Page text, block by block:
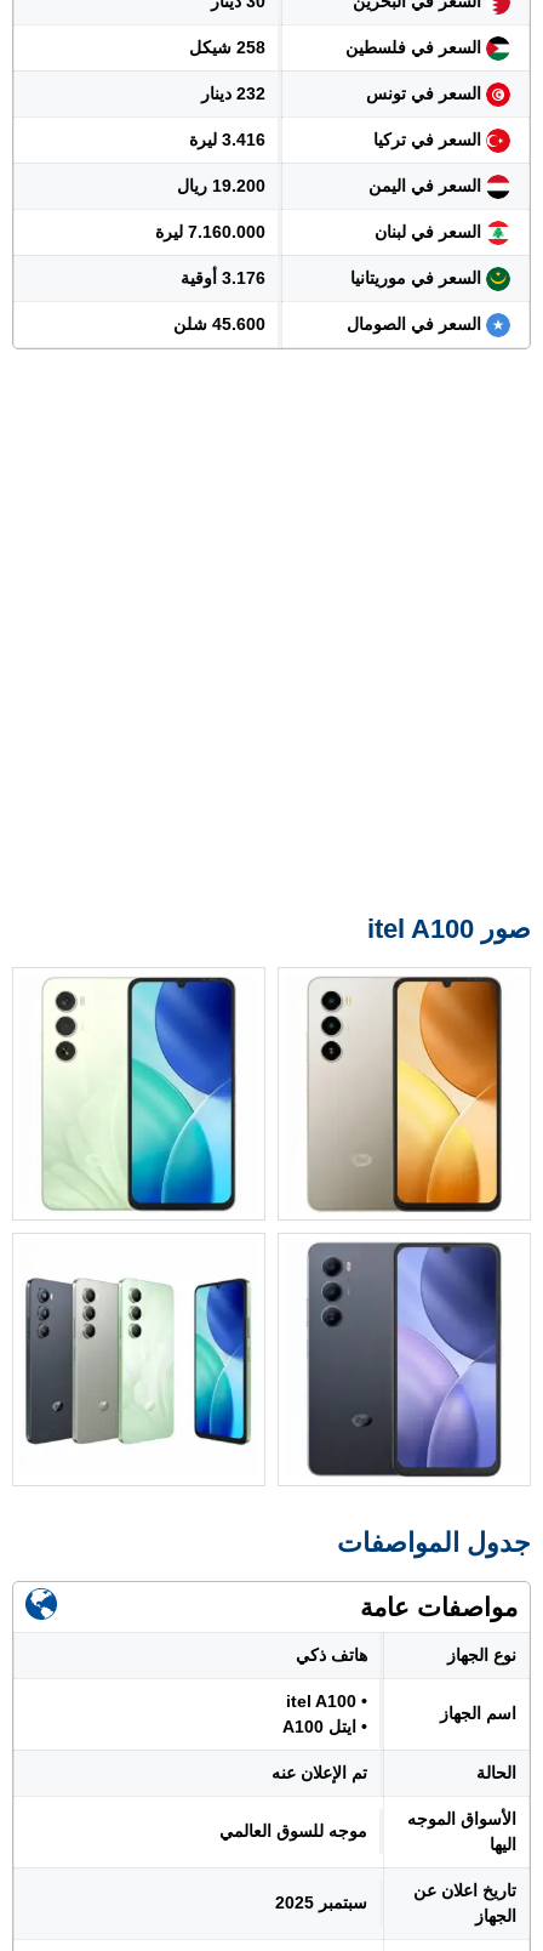
السعر في فلسطين 258 شيكل
السعر في تونس 232 دينار
السعر في تركيا 3.416 ليرة
السعر في اليمن 19.200 ريال
السعر في لبنان 7.160.000 ليرة
السعر في موريتانيا 3.176 أوقية
السعر في الصومال 45.600 شلن
صور itel A100
جدول المواصفات
مواصفات عامة
نوع الجهاز هاتف ذكي
اسم الجهاز
• itel A100
• ايتل A100
الحالة تم الإعلان عنه
الأسواق الموجه
اليها
موجه للسوق العالمي
تاريخ اعلان عن
الجهاز
سبتمبر 2025